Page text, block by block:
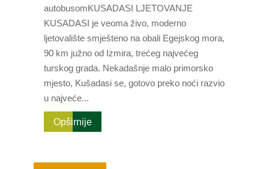
autobusomKUSADASI LJETOVANJE
KUSADASI je veoma živo, moderno
ljetovalište smješteno na obali Egejskog mora,
90 km južno od Izmira, trećeg najvećeg
turskog grada. Nekadašnje malo primorsko
mjesto, Kušadasi se, gotovo preko noći razvio
u najveće...
Opširnije